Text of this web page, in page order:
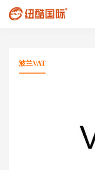
波兰VAT